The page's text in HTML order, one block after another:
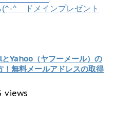
(^-^ ドメインプレゼント
Yahoo（ヤフーメール）の
！無料メールアドレスの取得
views